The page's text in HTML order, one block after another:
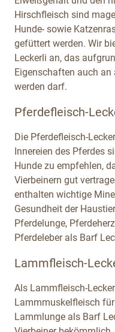
Hirschfleisch sind
Hunde- sowie
gefüttert werden. Wir
Leckerli an, das
Eigenschaften auch
werden darf.
Pferdefleisch-
Die Pferdefleisch-
Innereien des Pferdes
Hunde zu empfehlen,
Vierbeinern gut
enthalten wichtige
Gesundheit der
Pferdelunge,
Pferdeleber als Barf
Lammfleisch-
Als Lammfleisch-
Lammmuskelfleisch
Lammlunge als Barf